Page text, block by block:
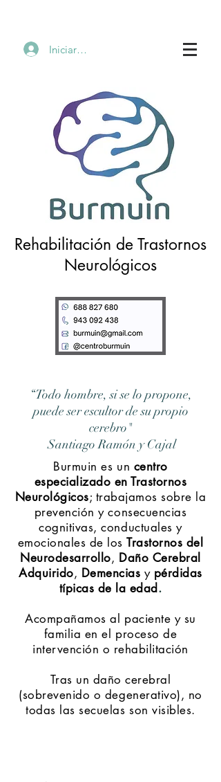
Iniciar sesión
Rehabilitación de Trastornos
Neurológicos
“Todo hombre, si se lo propone,
puede ser escultor de su propio
cerebro"
Santiago Ramón y Cajal
Burmuin es un centro
especializado en Trastornos
Neurológicos; trabajamos sobre la
prevención y consecuencias
cognitivas, conductuales y
emocionales de losTrastornos del
Neurodesarrollo, Daño Cerebral
Adquirido, Demencias y pérdidas
típicas de la edad.
Acompañamos al paciente y su
familia en el proceso de
intervención o rehabilitación
Tras un daño cerebral
(sobrevenido o degenerativo), no
todas las secuelas son visibles.